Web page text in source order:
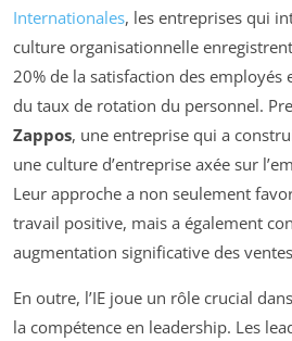
Internationales, les entreprises qui
culture organisationnelle
20% de la satisfaction des employés
du taux de rotation du personnel.
Zappos, une entreprise qui a
une culture d’entreprise axée sur
Leur approche a non seulement
travail positive, mais a également
augmentation significative des
En outre, l’IE joue un rôle crucial
la compétence en leadership. Les